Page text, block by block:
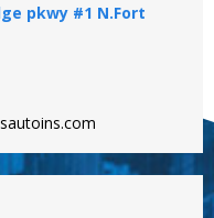
pkwy #1 N.Fort